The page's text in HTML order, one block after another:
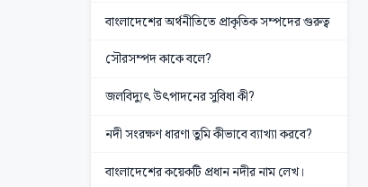
বাংলাদেশের অর্থনীতিতে প্রাকৃতিক সম্পদের গুরুত্ব
সৌরসম্পদ কাকে বলে?
জলবিদ্যুৎ উৎপাদনের সুবিধা কী?
নদী সংরক্ষণ ধারণা তুমি কীভাবে ব্যাখ্যা করবে?
বাংলাদেশের কয়েকটি প্রধান নদীর নাম লেখ।